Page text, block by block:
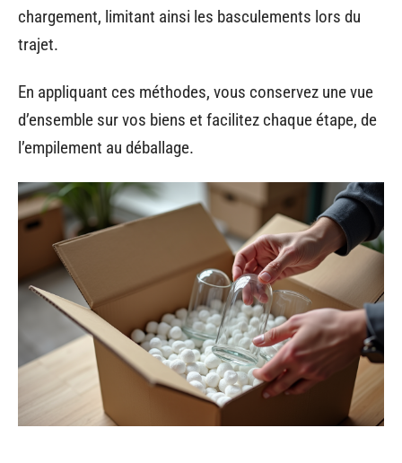
chargement, limitant ainsi les basculements lors du
trajet.
En appliquant ces méthodes, vous conservez une vue
d’ensemble sur vos biens et facilitez chaque étape, de
l’empilement au déballage.